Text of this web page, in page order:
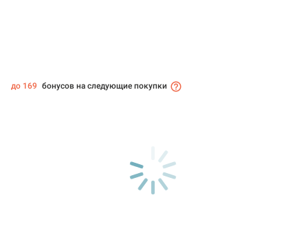
до 169 бонусов на следующие покупки